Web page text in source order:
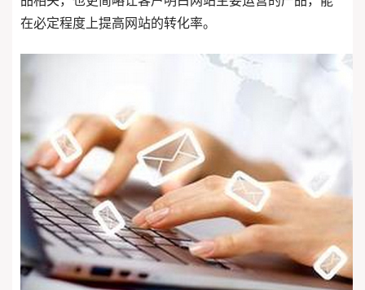
在必定程度上提高网站的转化率。